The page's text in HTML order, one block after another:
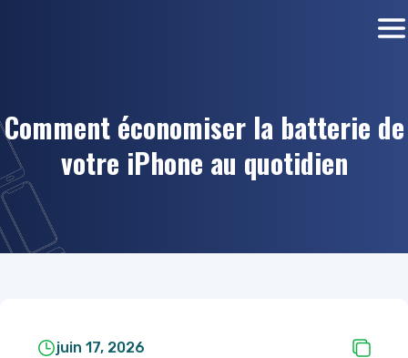
Comment économiser la batterie de
votre iPhone au quotidien
juin 17, 2026